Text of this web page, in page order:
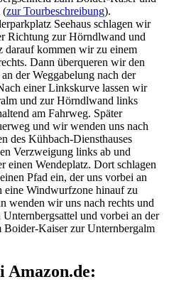
(zur Tourbeschreibung).
Seehaus schlagen wir
Richtung zur Hörndlwand und
darauf kommen wir zu einem
Dann überqueren wir den
der Weggabelung nach der
einer Linkskurve lassen wir
und zur Hörndlwand links
am Fahrweg. Später
und wir wenden uns nach
des Kühbach-Diensthauses
Verzweigung links ab und
einen Wendeplatz. Dort schlagen
Pfad ein, der uns vorbei an
eine Windwurfzone hinauf zu
wenden wir uns nach rechts und
und vorbei an der
Boider-Kaiser zur Unternbergalm
Amazon.de: